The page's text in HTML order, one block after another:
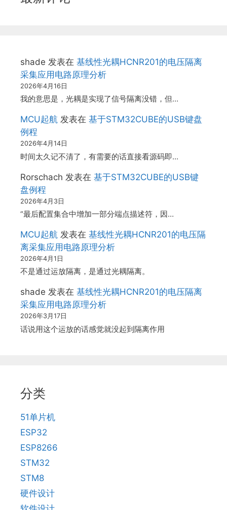
shade 发表在 基线性光耦HCNR201的电压隔离
采集应用电路原理分析
2026年4月16日
我的意思是，光耦是实现了信号隔离没错，但…
MCU起航 发表在 基于STM32CUBE的USB键盘
例程
2026年4月14日
时间太久记不清了，有需要的话直接看源码即…
Rorschach 发表在 基于STM32CUBE的USB键
盘例程
2026年4月3日
“最后配置集合中增加一部分端点描述符，因…
MCU起航 发表在 基线性光耦HCNR201的电压隔
离采集应用电路原理分析
2026年4月1日
不是通过运放隔离，是通过光耦隔离。
shade 发表在 基线性光耦HCNR201的电压隔离
采集应用电路原理分析
2026年3月17日
话说用这个运放的话感觉就没起到隔离作用
分类
51单片机
ESP32
ESP8266
STM32
STM8
硬件设计